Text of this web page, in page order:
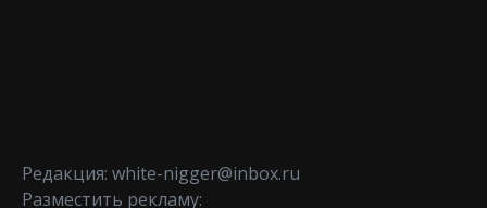
Редакция: white-nigger@inbox.ru
Разместить рекламу: